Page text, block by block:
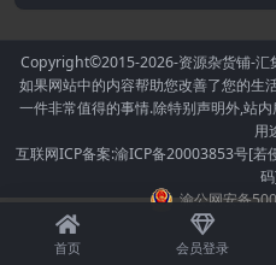
Copyright©2015-2026-资源杂货铺-汇
如果网站中的内容帮助您改善了您的生
一件非常值得的事情.除特别声明外,站
用
互联网ICP备案:渝ICP备20003853号[若
渝公网安备
首页 会员登录